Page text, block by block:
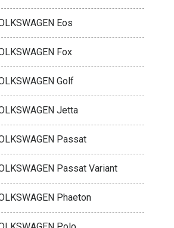
Eos
Fox
Golf
Jetta
Passat
Passat Variant
Phaeton